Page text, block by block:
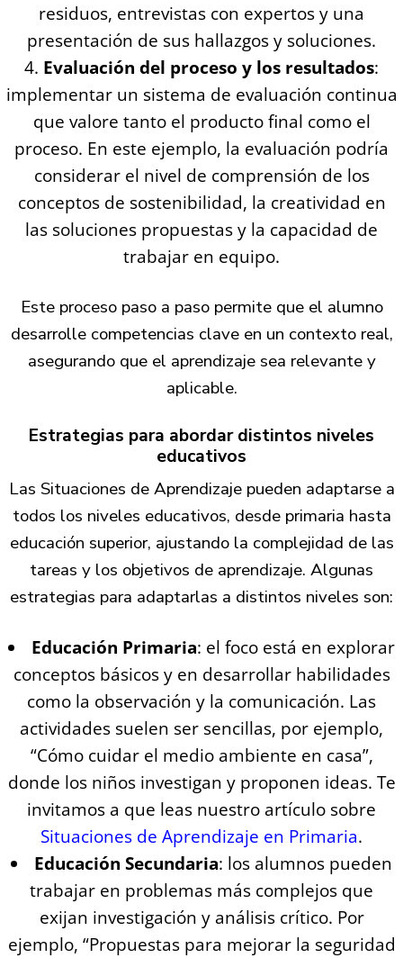
residuos, entrevistas con expertos y una
presentación de sus hallazgos y soluciones.
Evaluación del proceso y los resultados:
implementar un sistema de evaluación continua
que valore tanto el producto final como el
proceso. En este ejemplo, la evaluación podría
considerar el nivel de comprensión de los
conceptos de sostenibilidad, la creatividad en
las soluciones propuestas y la capacidad de
trabajar en equipo.
Este proceso paso a paso permite que el alumno
desarrolle competencias clave en un contexto real,
asegurando que el aprendizaje sea relevante y
aplicable.
Estrategias para abordar distintos niveles
educativos
Las Situaciones de Aprendizaje pueden adaptarse a
todos los niveles educativos, desde primaria hasta
educación superior, ajustando la complejidad de las
tareas y los objetivos de aprendizaje. Algunas
estrategias para adaptarlas a distintos niveles son:
Educación Primaria: el foco está en explorar
conceptos básicos y en desarrollar habilidades
como la observación y la comunicación. Las
actividades suelen ser sencillas, por ejemplo,
“Cómo cuidar el medio ambiente en casa”,
donde los niños investigan y proponen ideas. Te
invitamos a que leas nuestro artículo sobre
Situaciones de Aprendizaje en Primaria.
Educación Secundaria: los alumnos pueden
trabajar en problemas más complejos que
exijan investigación y análisis crítico. Por
ejemplo, “Propuestas para mejorar la seguridad